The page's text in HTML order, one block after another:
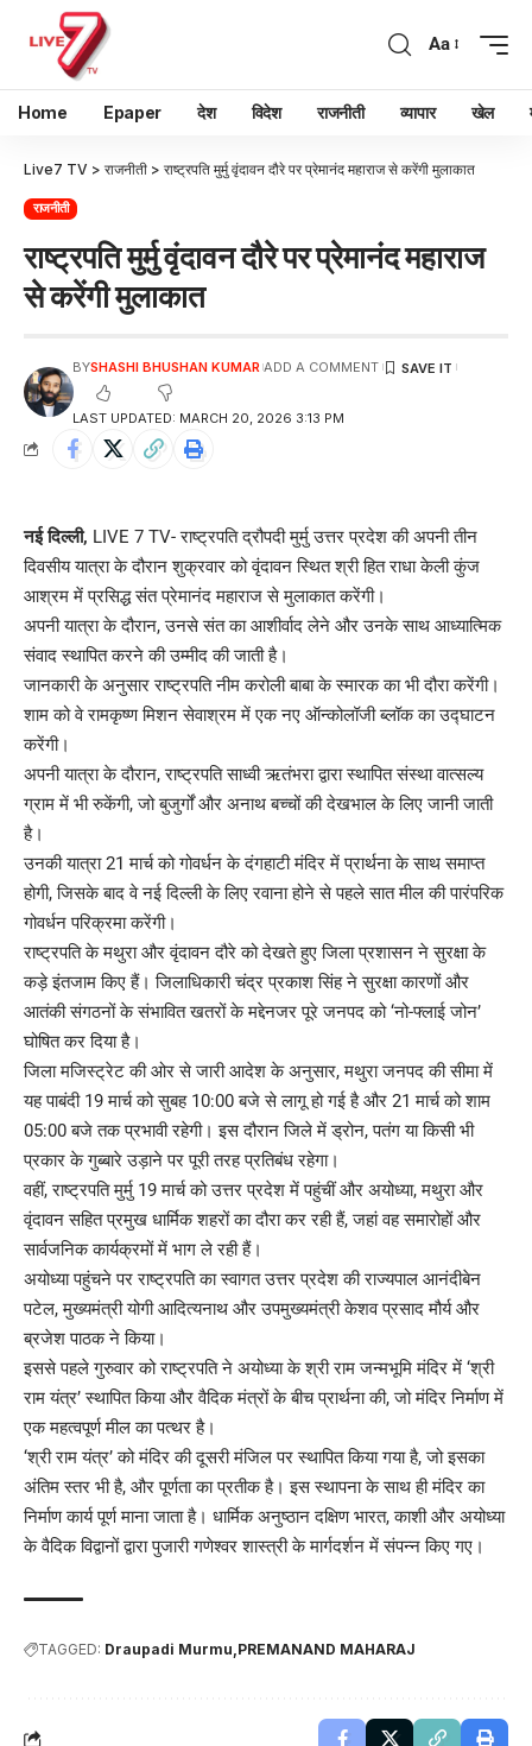
Aa
Home Epaper देश विदेश राजनीती व्यापार खेल
Live7 TV > राजनीती > राष्ट्रपति मुर्मु वृंदावन दौरे पर प्रेमानंद महाराज से करेंगी मुलाकात
राजनीती
राष्ट्रपति मुर्मु वृंदावन दौरे पर प्रेमानंद महाराज
से करेंगी मुलाकात
LAST UPDATED: MARCH 20, 2026 3:13 PM
BYSHASHI BHUSHAN KUMAR ADD A COMMENT
नई दिल्ली, LIVE 7 TV- राष्ट्रपति द्रौपदी मुर्मु उत्तर प्रदेश की अपनी तीन
दिवसीय यात्रा के दौरान शुक्रवार को वृंदावन स्थित श्री हित राधा केली कुंज
आश्रम में प्रसिद्ध संत प्रेमानंद महाराज से मुलाकात करेंगी।
अपनी यात्रा के दौरान, उनसे संत का आशीर्वाद लेने और उनके साथ आध्यात्मिक
संवाद स्थापित करने की उम्मीद की जाती है।
जानकारी के अनुसार राष्ट्रपति नीम करोली बाबा के स्मारक का भी दौरा करेंगी।
शाम को वे रामकृष्ण मिशन सेवाश्रम में एक नए ऑन्कोलॉजी ब्लॉक का उद्घाटन
करेंगी।
अपनी यात्रा के दौरान, राष्ट्रपति साध्वी ऋतंभरा द्वारा स्थापित संस्था वात्सल्य
ग्राम में भी रुकेंगी, जो बुजुर्गों और अनाथ बच्चों की देखभाल के लिए जानी जाती
है।
उनकी यात्रा 21 मार्च को गोवर्धन के दंगहाटी मंदिर में प्रार्थना के साथ समाप्त
होगी, जिसके बाद वे नई दिल्ली के लिए रवाना होने से पहले सात मील की पारंपरिक
गोवर्धन परिक्रमा करेंगी।
राष्ट्रपति के मथुरा और वृंदावन दौरे को देखते हुए जिला प्रशासन ने सुरक्षा के
कड़े इंतजाम किए हैं। जिलाधिकारी चंद्र प्रकाश सिंह ने सुरक्षा कारणों और
आतंकी संगठनों के संभावित खतरों के मद्देनजर पूरे जनपद को ‘नो-फ्लाई जोन’
घोषित कर दिया है।
जिला मजिस्ट्रेट की ओर से जारी आदेश के अनुसार, मथुरा जनपद की सीमा में
यह पाबंदी 19 मार्च को सुबह 10:00 बजे से लागू हो गई है और 21 मार्च को शाम
05:00 बजे तक प्रभावी रहेगी। इस दौरान जिले में ड्रोन, पतंग या किसी भी
प्रकार के गुब्बारे उड़ाने पर पूरी तरह प्रतिबंध रहेगा।
वहीं, राष्ट्रपति मुर्मु 19 मार्च को उत्तर प्रदेश में पहुंचीं और अयोध्या, मथुरा और
वृंदावन सहित प्रमुख धार्मिक शहरों का दौरा कर रही हैं, जहां वह समारोहों और
सार्वजनिक कार्यक्रमों में भाग ले रही हैं।
अयोध्या पहुंचने पर राष्ट्रपति का स्वागत उत्तर प्रदेश की राज्यपाल आनंदीबेन
पटेल, मुख्यमंत्री योगी आदित्यनाथ और उपमुख्यमंत्री केशव प्रसाद मौर्य और
ब्रजेश पाठक ने किया।
इससे पहले गुरुवार को राष्ट्रपति ने अयोध्या के श्री राम जन्मभूमि मंदिर में ‘श्री
राम यंत्र’ स्थापित किया और वैदिक मंत्रों के बीच प्रार्थना की, जो मंदिर निर्माण में
एक महत्वपूर्ण मील का पत्थर है।
‘श्री राम यंत्र’ को मंदिर की दूसरी मंजिल पर स्थापित किया गया है, जो इसका
अंतिम स्तर भी है, और पूर्णता का प्रतीक है। इस स्थापना के साथ ही मंदिर का
निर्माण कार्य पूर्ण माना जाता है। धार्मिक अनुष्ठान दक्षिण भारत, काशी और अयोध्या
के वैदिक विद्वानों द्वारा पुजारी गणेश्वर शास्त्री के मार्गदर्शन में संपन्न किए गए।
TAGGED: Draupadi Murmu PREMANAND MAHARAJ